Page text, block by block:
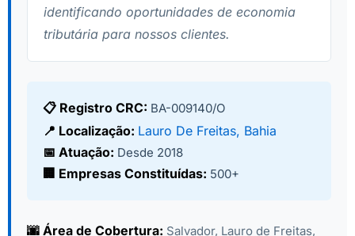
identificando oportunidades de economia
tributária para nossos clientes.
📋 Registro CRC: BA-009140/O
📍 Localização: Lauro De Freitas, Bahia
📅 Atuação: Desde 2018
🏢 Empresas Constituídas: 500+
🌆 Área de Cobertura: Salvador, Lauro de Freitas,